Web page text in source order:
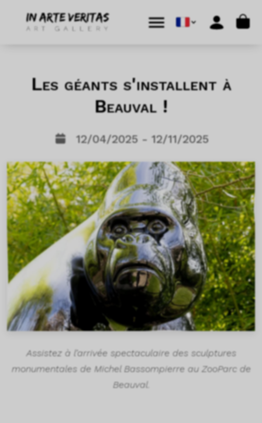
Cart
Les géants s'installent à
Beauval !
12/04/2025 - 12/11/2025
Assistez à l’arrivée spectaculaire des sculptures
monumentales de Michel Bassompierre au ZooParc de
Beauval.